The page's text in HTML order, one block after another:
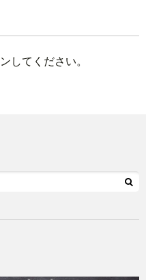
してください。